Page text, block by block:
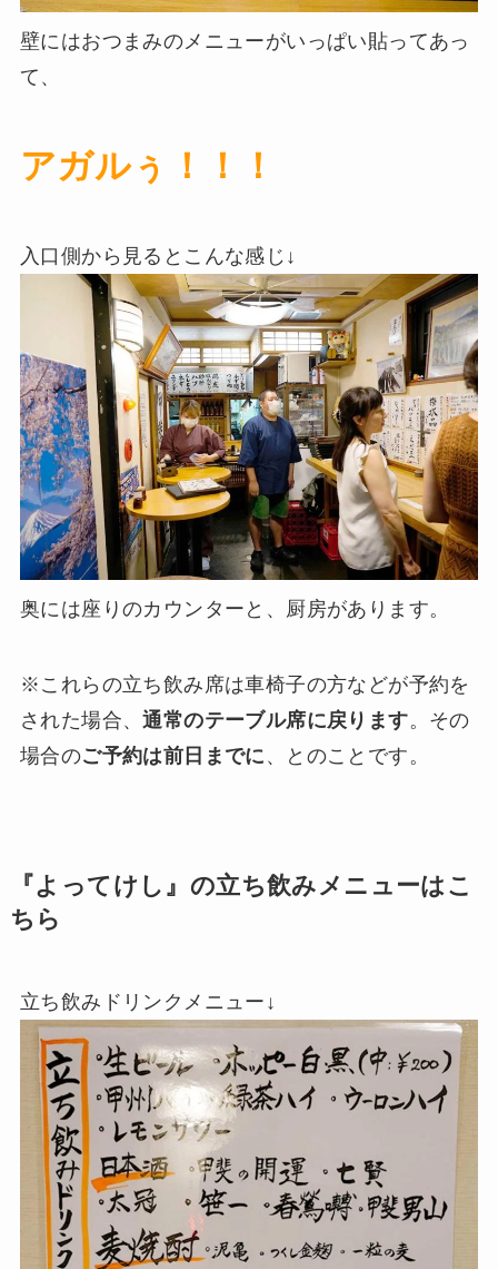
壁にはおつまみのメニューがいっぱい貼ってあっ
て、
アガルぅ！！！
入口側から見るとこんな感じ↓
奥には座りのカウンターと、厨房があります。
※これらの立ち飲み席は車椅子の方などが予約を
された場合、通常のテーブル席に戻ります。その
場合のご予約は前日までに 、とのことです。
『よってけし』の立ち飲みメニューはこ
ちら
立ち飲みドリンクメニュー↓